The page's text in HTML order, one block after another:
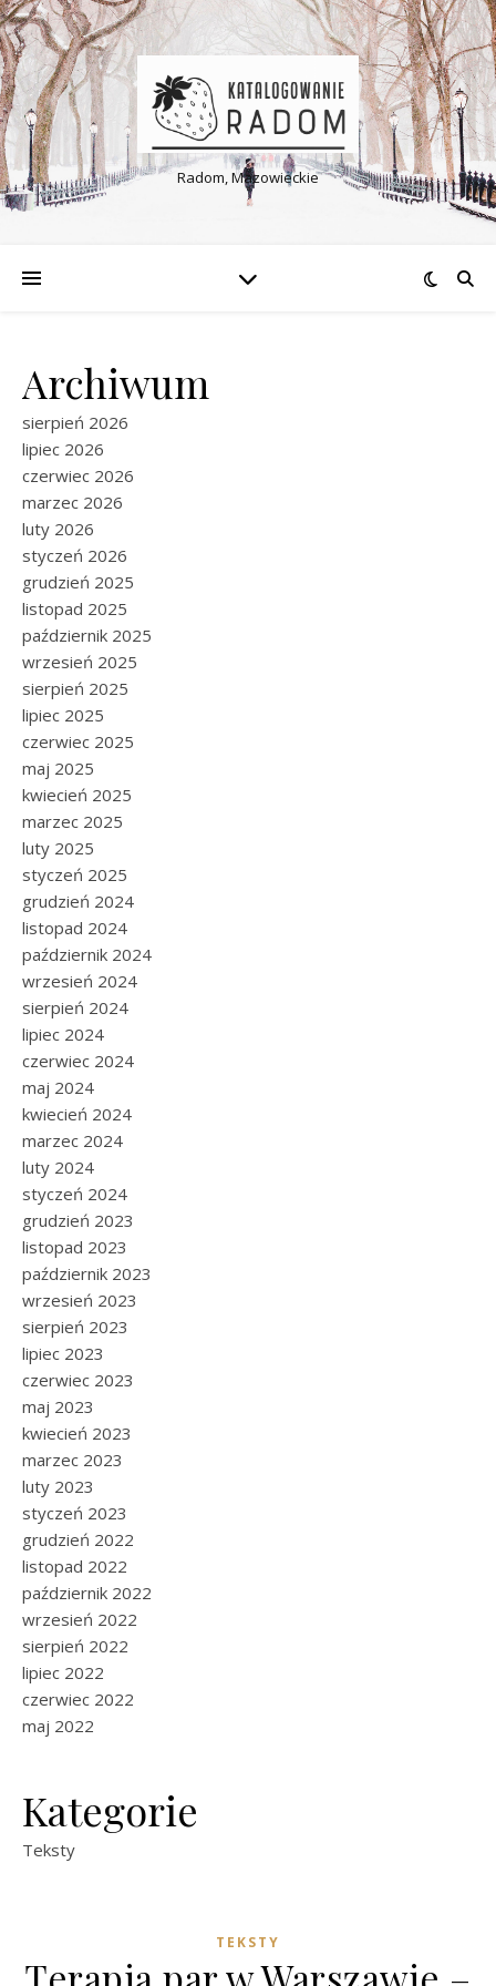
Radom, Mazowieckie
Archiwum
sierpień 2026
lipiec 2026
czerwiec 2026
marzec 2026
luty 2026
styczeń 2026
grudzień 2025
listopad 2025
październik 2025
wrzesień 2025
sierpień 2025
lipiec 2025
czerwiec 2025
maj 2025
kwiecień 2025
marzec 2025
luty 2025
styczeń 2025
grudzień 2024
listopad 2024
październik 2024
wrzesień 2024
sierpień 2024
lipiec 2024
czerwiec 2024
maj 2024
kwiecień 2024
marzec 2024
luty 2024
styczeń 2024
grudzień 2023
listopad 2023
październik 2023
wrzesień 2023
sierpień 2023
lipiec 2023
czerwiec 2023
maj 2023
kwiecień 2023
marzec 2023
luty 2023
styczeń 2023
grudzień 2022
listopad 2022
październik 2022
wrzesień 2022
sierpień 2022
lipiec 2022
czerwiec 2022
maj 2022
Kategorie
Teksty
TEKSTY